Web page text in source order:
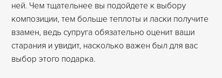
ней. Чем тщательнее вы подойдете к выбору
композиции, тем больше теплоты и ласки получите
взамен, ведь супруга обязательно оценит ваши
старания и увидит, насколько важен был для вас
выбор этого подарка.